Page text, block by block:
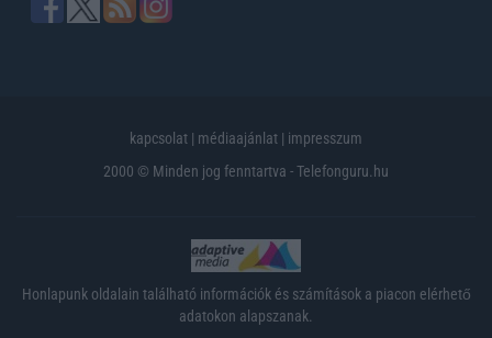
kapcsolat | médiaajánlat | impresszum
2000 © Minden jog fenntartva - Telefonguru.hu
Honlapunk oldalain található információk és számítások a piacon elérhető
adatokon alapszanak.